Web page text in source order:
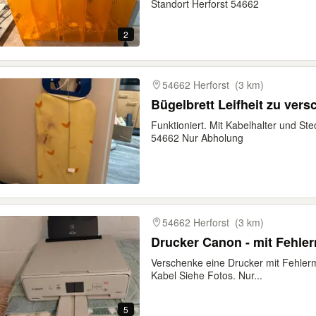
2
Standort Herforst 54662
54662 Herforst (3 km)
Bügelbrett Leifheit zu
Funktioniert. Mit Kabelhalter und
54662 Nur Abholung
5
54662 Herforst (3 km)
Drucker Canon - mit
Verschenke eine Drucker mit
Kabel Siehe Fotos. Nur...